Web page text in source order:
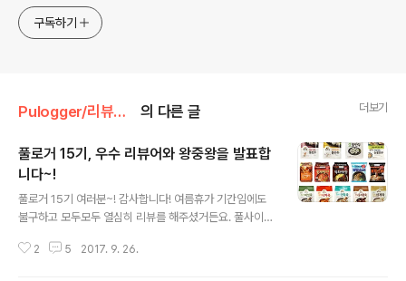
구독하기
Pulogger/리뷰단 [풀로거] 공지 의 다른 글 더보기
풀로거 15기, 우수 리뷰어와 왕중왕을 발표합
니다~!
풀로거 15기 여러분~! 감사합니다! 여름휴가 기간임에도
불구하고 모두모두 열심히 리뷰를 해주셨거든요. 풀사이기
면식감 신제품 모음. 건더기가 큼직한 죽 세트. 마지막으로
2 5 2017. 9. 26.